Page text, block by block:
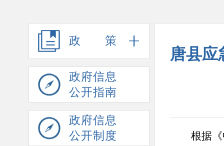
政策
政府信息
公开指南
政府信息
公开制度
唐县应
根据